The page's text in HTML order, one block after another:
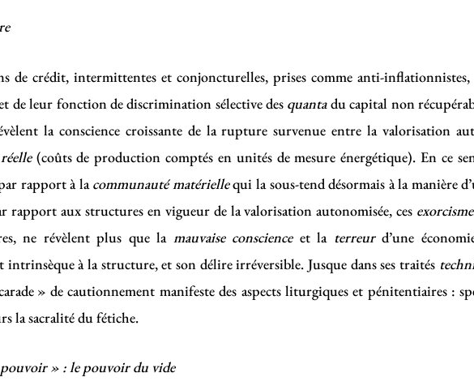
de crédit, intermittentes et conjoncturelles, prises comme anti-inflationnistes,
de leur fonction de discrimination sélective des quantadu capital non
la conscience croissante de la rupture survenue entre la valorisation
(coûts de production comptés en unités de mesure énergétique). En ce
rapport à la communauté matériellequi la sous-tend désormais à la manière
rapport aux structures en vigueur de la valorisation autonomisée, ces
ne révèlent plus que la mauvaise conscience et la terreurd’une
à la structure, et son délire irréversible. Jusque dans ses traités
» de cautionnement manifeste des aspects liturgiques et pénitentiaires :
la sacralité du fétiche.
» : le pouvoir du vide